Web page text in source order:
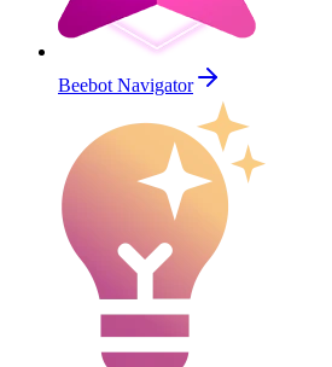
Beebot Navigator